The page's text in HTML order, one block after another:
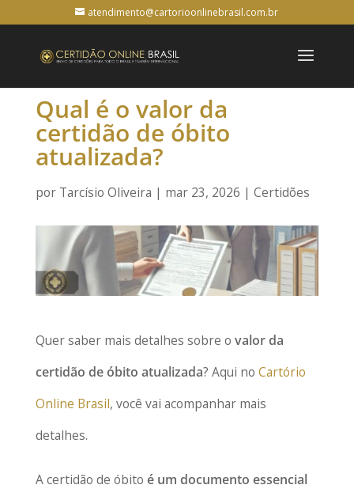
atendimento@cartorioonlinebrasil.com.br
Qual é o valor da
certidão de óbito
atualizada?
por Tarcísio Oliveira | mar 23, 2026 | Certidões
Quer saber mais detalhes sobre o valor da
certidão de óbito atualizada? Aqui no Cartório
Online Brasil, você vai acompanhar mais
detalhes.
A certidão de óbito é um documento essencial